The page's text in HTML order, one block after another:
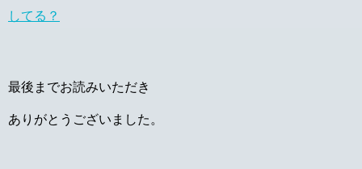
してる？
最後までお読みいただき
ありがとうございました。